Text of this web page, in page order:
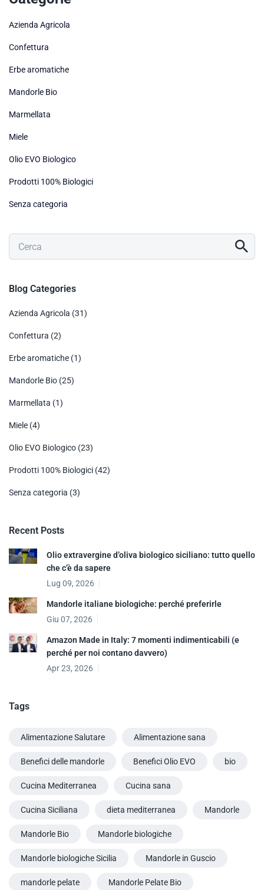
Azienda Agricola
Confettura
Erbe aromatiche
Mandorle Bio
Marmellata
Miele
Olio EVO Biologico
Prodotti 100% Biologici
Senza categoria
Blog Categories
Azienda Agricola (31)
Confettura (2)
Erbe aromatiche (1)
Mandorle Bio (25)
Marmellata (1)
Miele (4)
Olio EVO Biologico (23)
Prodotti 100% Biologici (42)
Senza categoria (3)
Recent Posts
Olio extravergine d’oliva biologico siciliano: tutto quello
che c’è da sapere
Lug 09, 2026
Mandorle italiane biologiche: perché preferirle
Giu 07, 2026
Amazon Made in Italy: 7 momenti indimenticabili (e
perché per noi contano davvero)
Apr 23, 2026
Tags
Alimentazione Salutare Alimentazione sana
Benefici delle mandorle Benefici Olio EVO bio
Cucina Mediterranea Cucina sana
Cucina Siciliana dieta mediterranea Mandorle
Mandorle Bio Mandorle biologiche
Mandorle biologiche Sicilia Mandorle in Guscio
mandorle pelate Mandorle Pelate Bio